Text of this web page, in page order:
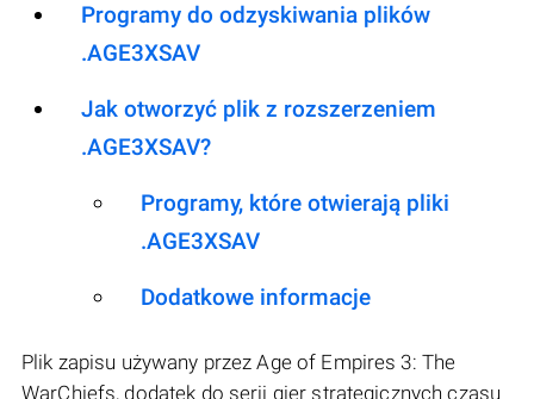
Programy do odzyskiwania plików
.AGE3XSAV
Jak otworzyć plik z rozszerzeniem
.AGE3XSAV?
Programy, które otwierają pliki
.AGE3XSAV
Dodatkowe informacje
Plik zapisu używany przez Age of Empires 3: The
WarChiefs, dodatek do serii gier strategicznych czasu